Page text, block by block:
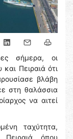
σήμερα, οι
Πειραιά ότι
βλάβη
στη θαλάσσια
να αιτεί
ταχύτητα,